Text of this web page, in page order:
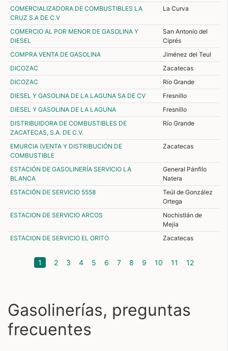
COMERCIALIZADORA DE COMBUSTIBLES LA
CRUZ S.A DE C.V
La Curva
COMERCIO AL POR MENOR DE GASOLINA Y
DIESEL
San Antonio del
Ciprés
COMPRA VENTA DE GASOLINA
Jiménez del Teul
DICOZAC
Zacatecas
DICOZAC
Río Grande
DIESEL Y GASOLINA DE LA LAGUNA SA DE CV
Fresnillo
DIESEL Y GASOLINA DE LA LAGUNA
Fresnillo
DISTRIBUIDORA DE COMBUSTIBLES DE
ZACATECAS, S.A. DE C.V.
Río Grande
EMURCIA (VENTA Y DISTRIBUCIÓN DE
COMBUSTIBLE
Zacatecas
ESTACIÓN DE GASOLINERÍA SERVICIO LA
BLANCA
General Pánfilo
Natera
ESTACIÓN DE SERVICIO 5558
Teúl de González
Ortega
ESTACION DE SERVICIO ARCOS
Nochistlán de
Mejía
ESTACION DE SERVICIO EL ORITO
Zacatecas
1 (current)
2 3 4 5 6 7 8 9 10 11 12
Gasolinerías, preguntas
frecuentes